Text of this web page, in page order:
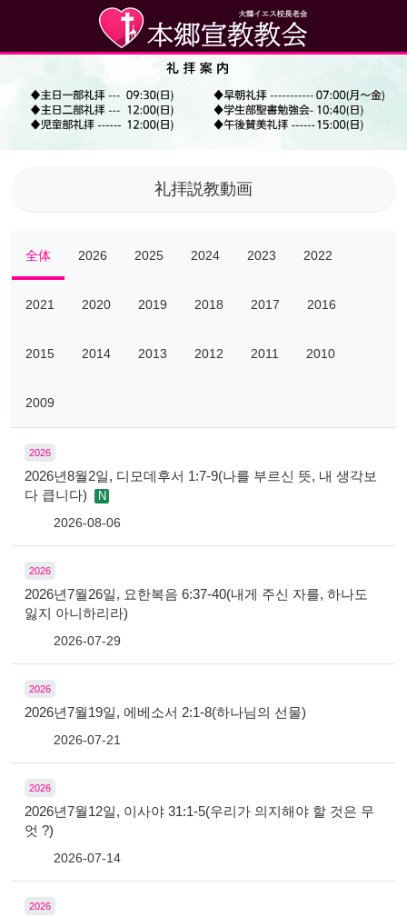
礼拝説教動画
全体 2026 2025 2024 2023 2022
2021 2020 2019 2018 2017 2016
2015 2014 2013 2012 2011 2010
2009
2026
2026년8월2일, 디모데후서 1:7-9(나를 부르신 뜻, 내 생각보
다 큽니다)
N
2026-08-06
2026
2026년7월26일, 요한복음 6:37-40(내게 주신 자를, 하나도
잃지 아니하리라)
2026-07-29
2026
2026년7월19일, 에베소서 2:1-8(하나님의 선물)
2026-07-21
2026
2026년7월12일, 이사야 31:1-5(우리가 의지해야 할 것은 무
엇 ?)
2026-07-14
2026